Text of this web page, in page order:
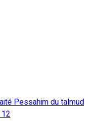
Pessahim du talmud